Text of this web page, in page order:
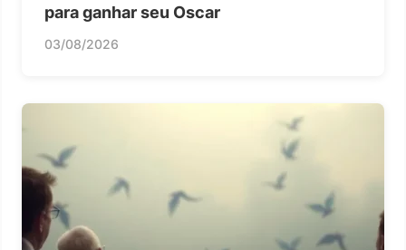
para ganhar seu Oscar
03/08/2026